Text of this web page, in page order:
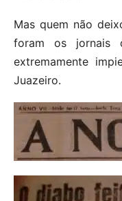
Mas quem não
foram os jornais
extremamente
Juazeiro.